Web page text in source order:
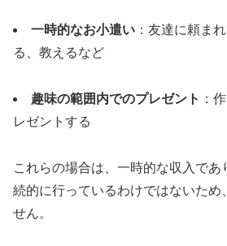
一時的なお小遣い ：友達に頼ま
る、教えるなど
趣味の範囲内でのプレゼント ：
レゼントする
これらの場合は、一時的な収入であ
続的に行っているわけではないため
せん。